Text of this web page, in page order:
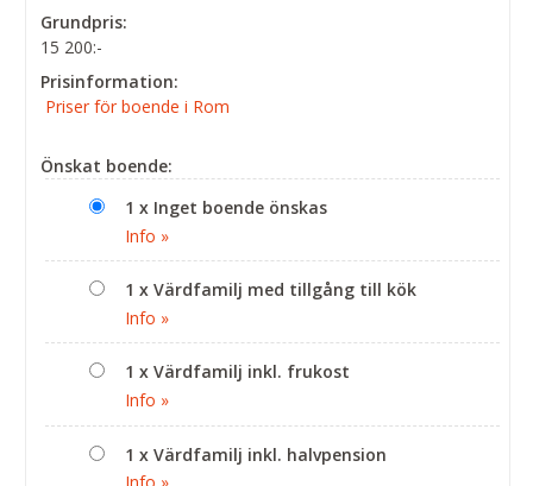
Grundpris:
15 200:-
Prisinformation:
Priser för boende i Rom
Önskat boende:
1 x Inget boende önskas
Info »
1 x Värdfamilj med tillgång till kök
Info »
1 x Värdfamilj inkl. frukost
Info »
1 x Värdfamilj inkl. halvpension